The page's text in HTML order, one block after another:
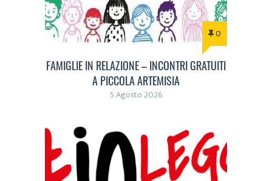
0
FAMIGLIE IN RELAZIONE – INCONTRI GRATUITI
A PICCOLA ARTEMISIA
5 Agosto 2026